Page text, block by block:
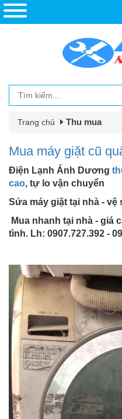
Trang chủ Thu mua
Mua máy giặt cũ
Điện Lạnh Ánh Dương
cao, tự lo vận chuyển
Sửa máy giặt tại nhà - vệ
Mua nhanh tại nhà - giá
tình. Lh: 0907.727.392 -